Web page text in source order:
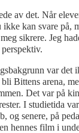
av det. Når
kan svare på,
sikrere. Jeg
var det
Bittens arena,
Det var på
I studietida
og senere, på
hennes film i